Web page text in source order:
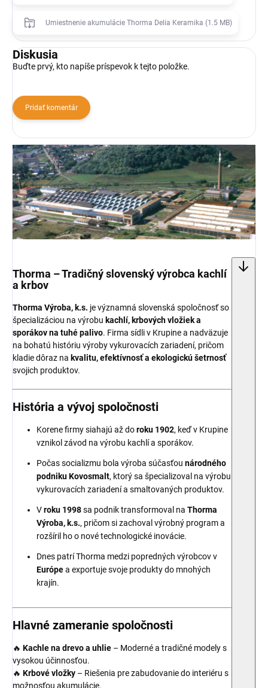
Umiestnenie akumulácie Thorma Delia Keramika (1.5 MB)
Diskusia
Buďte prvý, kto napíše príspevok k tejto položke.
Pridať komentár
Thorma – Tradičný slovenský výrobca kachlí
a krbov
Thorma Výroba, k.s. je významná slovenská spoločnosť so
špecializáciou na výrobu kachlí, krbových vložiek a
sporákov na tuhé palivo. Firma sídli v Krupine a nadväzuje
na bohatú históriu výroby vykurovacích zariadení, pričom
kladie dôraz na kvalitu, efektívnosť a ekologickú šetrnosť
svojich produktov.
História a vývoj spoločnosti
Korene firmy siahajú až doroku 1902, keď v Krupine
vznikol závod na výrobu kachlí a sporákov.
Počas socializmu bola výroba súčasťou národného
podniku Kovosmalt, ktorý sa špecializoval na výrobu
vykurovacích zariadení a smaltovaných produktov.
Vroku 1998sa podnik transformoval na Thorma
Výroba, k.s., pričom si zachoval výrobný program a
rozšíril ho o nové technologické inovácie.
Dnes patrí Thorma medzi popredných výrobcov v
Európea exportuje svoje produkty do mnohých
krajín.
Hlavné zameranie spoločnosti
🔥 Kachle na drevo a uhlie – Moderné a tradičné modely s
vysokou účinnosťou.
🔥 Krbové vložky – Riešenia pre zabudovanie do interiéru s
možnosťou akumulácie.